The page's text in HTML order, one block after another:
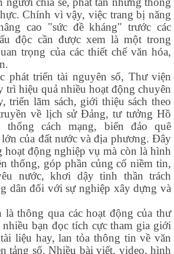
Chính vì vậy, việc trang bị năng
cao "sức đề kháng" trước các
độc cần được xem là một trong
trọng của các thiết chế văn hóa,
phát triển tài nguyên số, Thư viện
hiệu quả nhiều hoạt động chuyên
triển lãm sách, giới thiệu sách theo
về lịch sử Đảng, tư tưởng Hồ
cách mạng, biển đảo quê
của đất nước và địa phương. Đây
động nghiệp vụ mà còn là hình
thống, góp phần củng cố niềm tin,
nước, khơi dậy tinh thần trách
dân đối với sự nghiệp xây dựng và
thông qua các hoạt động của thư
bạn đọc tích cực tham gia giới
liệu hay, lan tỏa thông tin về văn
tảng số. Nhiều bài viết, video, hình